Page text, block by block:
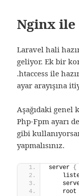
Nginx
Laravel hali
geliyor. Ek bir
.htaccess ile
ayar arayışına
Aşağıdaki genel
Php-Fpm ayarı
gibi
yapmalısınız.
server {
root